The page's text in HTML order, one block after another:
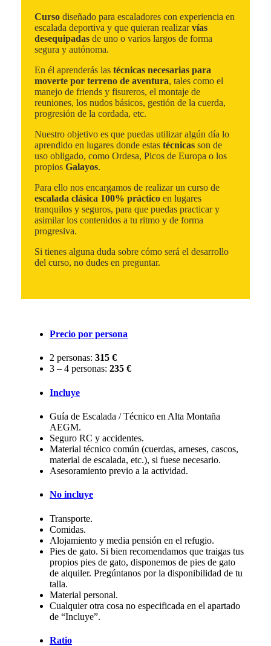
Curso diseñado para escaladores con experiencia en
escalada deportiva y que quieran realizarvías
desequipadas de uno o varios largos de forma
segura y autónoma.
En él aprenderás lastécnicas necesarias para
moverte por terreno de aventura, tales como el
manejo de friends y fisureros, el montaje de
reuniones, los nudos básicos, gestión de la cuerda,
progresión de la cordada, etc.
Nuestro objetivo es que puedas utilizar algún día lo
aprendido en lugares donde estastécnicas son de
uso obligado, como Ordesa, Picos de Europa o los
propiosGalayos.
Para ello nos encargamos de realizar un curso de
escalada clásica 100% práctico en lugares
tranquilos y seguros, para que puedas practicar y
asimilar los contenidos a tu ritmo y de forma
progresiva.
Si tienes alguna duda sobre cómo será el desarrollo
del curso, no dudes en preguntar.
Precio por persona
2 personas:315 €
3 – 4 personas:235 €
Incluye
Guía de Escalada / Técnico en Alta Montaña
AEGM.
Seguro RC y accidentes.
Material técnico común (cuerdas, arneses, cascos,
material de escalada, etc.), si fuese necesario.
Asesoramiento previo a la actividad.
No incluye
Transporte.
Comidas.
Alojamiento y media pensión en el refugio.
Pies de gato. Si bien recomendamos que traigas tus
propios pies de gato, disponemos de pies de gato
de alquiler. Pregúntanos por la disponibilidad de tu
talla.
Material personal.
Cualquier otra cosa no especificada en el apartado
de “Incluye”.
Ratio